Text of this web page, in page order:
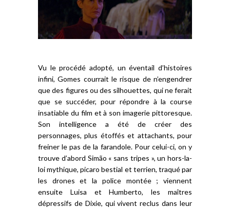
Vu le procédé adopté, un éventail d’histoires
infini, Gomes courrait le risque de n’engendrer
que des figures ou des silhouettes, qui ne ferait
que se succéder, pour répondre à la course
insatiable du film et à son imagerie pittoresque.
Son intelligence a été de créer des
personnages, plus étoffés et attachants, pour
freiner le pas de la farandole. Pour celui-ci, on y
trouve d’abord Simão « sans tripes », un hors-la-
loi mythique, picaro bestial et terrien, traqué par
les drones et la police montée ; viennent
ensuite Luisa et Humberto, les maîtres
dépressifs de Dixie, qui vivent reclus dans leur